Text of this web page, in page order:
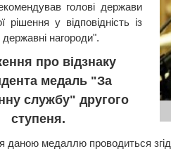
голові держави
рішення у відповідність із
нагороди".
про відзнаку
медаль "За
службу" другого
ступеня.
даною медаллю проводиться